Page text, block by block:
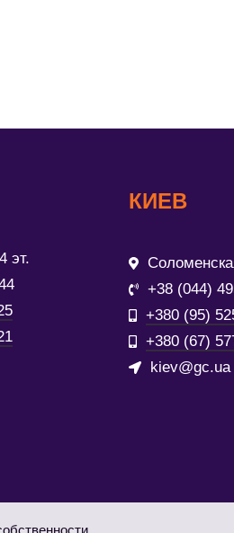
эт.
КИЕВ
+38 (044)
+380 (95)
+380 (67)
kiev@gc.ua